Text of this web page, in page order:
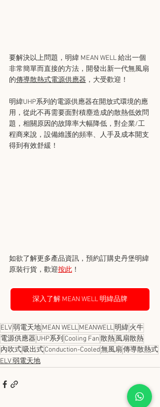
要解決以上問題，明緯 MEAN WELL 給出一個
非常簡單而直接的方法，開發出新一代無風扇
的傳導散熱式電源供應器 ，大受歡迎！
明緯UHP系列的電源供應器在開放式環境的應
用，從此不再需要面對積塵造成的散熱低效問
題，相關原因的故障率大幅降低，對企業/工
程商來說，設備維護的頻率、人手及成本開支
得到有效舒緩！
如欲了解更多產品資訊，預約訂購史丹堡明緯
原裝行貨，歡迎按此 ！
深入了解 MEAN WELL 明緯品牌
ELV弱電天地MEAN WELLMEANWELL明緯火牛
電源供應器 UHP系列 Cooling Fan散熱風扇散熱
內吹式吸出式Conduction-Cooled無風扇傳導散熱式
ELV 弱電天地